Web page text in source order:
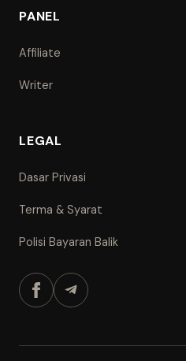
PANEL
Affiliate
Writer
LEGAL
Dasar Privasi
Terma & Syarat
Polisi Bayaran Balik